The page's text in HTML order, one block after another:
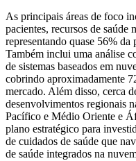
As principais áreas de foco
pacientes, recursos de saúde
representando quase 56%
Também inclui uma análise
de sistemas baseados em
cobrindo aproximadamente
mercado. Além disso, cerca
desenvolvimentos regionais
Pacífico e Médio Oriente e
plano estratégico para
de cuidados de saúde que
de saúde integrados na